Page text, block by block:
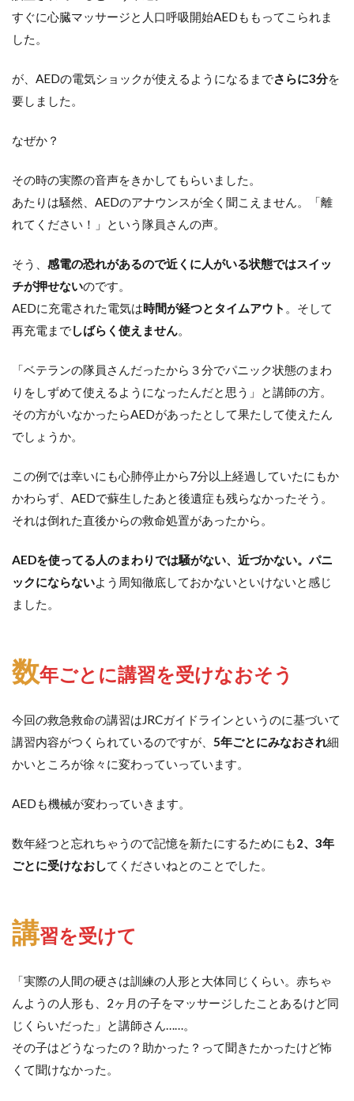
すぐに心臓マッサージと人口呼吸開始AEDももってこられま
した。
が、AEDの電気ショックが使えるようになるまでさらに3分を
要しました。
なぜか？
その時の実際の音声をきかしてもらいました。
あたりは騒然、AEDのアナウンスが全く聞こえません。「離
れてください！」という隊員さんの声。
そう、 感電の恐れがあるので近くに人がいる状態ではスイッ
チが押せないのです。
AEDに充電された電気は時間が経つとタイムアウト 。そして
再充電までしばらく使えません。
「ベテランの隊員さんだったから３分でパニック状態のまわ
りをしずめて使えるようになったんだと思う」と講師の方。
その方がいなかったらAEDがあったとして果たして使えたん
でしょうか。
この例では幸いにも心肺停止から7分以上経過していたにもか
かわらず、AEDで蘇生したあと後遺症も残らなかったそう。
それは倒れた直後からの救命処置があったから。
AEDを使ってる人のまわりでは騒がない、近づかない。パニ
ックにならないよう周知徹底しておかないといけないと感じ
ました。
数年ごとに講習を受けなおそう
今回の救急救命の講習はJRCガイドラインというのに基づいて
講習内容がつくられているのですが、 5年ごとにみなおされ細
かいところが徐々に変わっていっています。
AEDも機械が変わっていきます。
数年経つと忘れちゃうので記憶を新たにするためにも2、3年
ごとに受けなおしてくださいねとのことでした。
講習を受けて
「実際の人間の硬さは訓練の人形と大体同じくらい。赤ちゃ
んようの人形も、2ヶ月の子をマッサージしたことあるけど同
じくらいだった」と講師さん……。
その子はどうなったの？助かった？って聞きたかったけど怖
くて聞けなかった。